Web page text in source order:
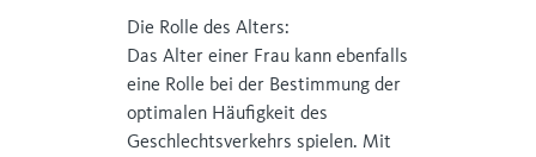
Die Rolle des Alters:
Das Alter einer Frau kann ebenfalls
eine Rolle bei der Bestimmung der
optimalen Häufigkeit des
Geschlechtsverkehrs spielen. Mit